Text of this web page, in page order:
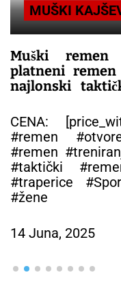
MUŠKI
Muški remen
platneni
najlonski
CENA:
#remen
#remen
#taktički
#traperice
#žene
14 Juna, 2025